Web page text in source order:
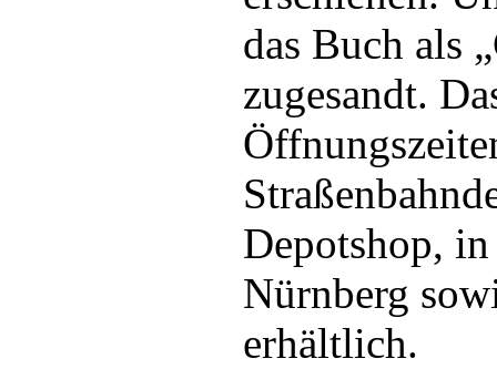
das Buch als
zugesandt.
Depotshop,
Nürnberg
erhältlich.